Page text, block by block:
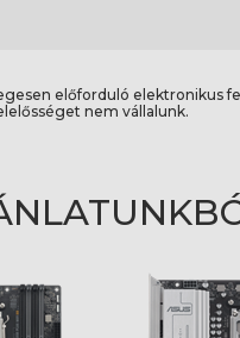
előforduló elektronikus
nem vállalunk.